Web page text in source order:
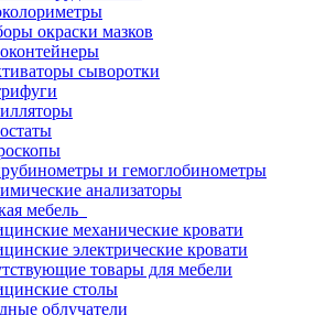
окраски мазков
сыворотки
и гемоглобинометры
анализаторы
мебель
механические кровати
электрические кровати
товары для мебели
столы
облучатели